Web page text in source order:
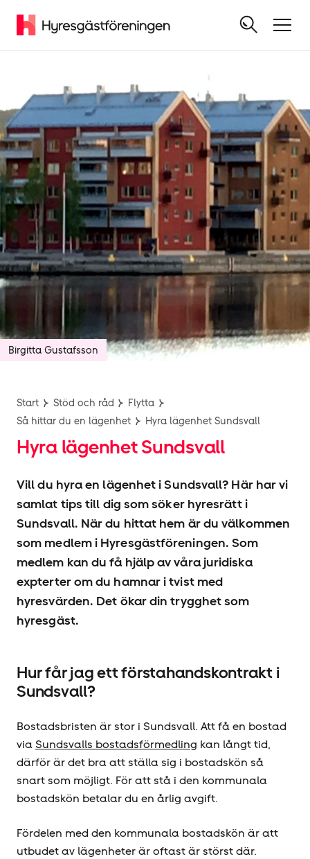
Birgitta Gustafsson
Start Stöd och råd
Flytta
Så hittar du en lägenhet
Hyra lägenhet Sundsvall
Hyra lägenhet Sundsvall
Vill du hyra en lägenhet i Sundsvall? Här har vi
samlat tips till dig som söker hyresrätt i
Sundsvall. När du hittat hem är du välkommen
som medlem i Hyresgäst­föreningen. Som
medlem kan du få hjälp av våra juridiska
expterter om du hamnar i tvist med
hyresvärden. Det ökar din trygghet som
hyresgäst.
Hur får jag ett förstahandskontrakt i
Sundsvall?
Bostadsbristen är stor i Sundsvall. Att få en bostad
viaSundsvalls bostadsförmedling kan långt tid,
därför är det bra att ställa sig i bostadskön så
snart som möjligt. För att stå i den kommunala
bostadskön betalar du en årlig avgift.
Fördelen med den kommunala bostadskön är att
utbudet av lägenheter är oftast är störst där.